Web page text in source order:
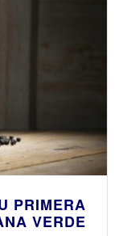
PRIMERA
VERDE